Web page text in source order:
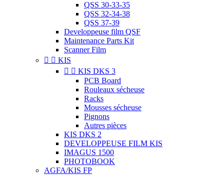
QSS 30-33-35
QSS 32-34-38
QSS 37-39
Developpeuse film QSF
Maintenance Parts Kit
Scanner Film
  KIS
  KIS DKS 3
PCB Board
Rouleaux sécheuse
Racks
Mousses sécheuse
Pignons
Autres pièces
KIS DKS 2
DEVELOPPEUSE FILM KIS
IMAGUS 1500
PHOTOBOOK
AGFA/KIS FP